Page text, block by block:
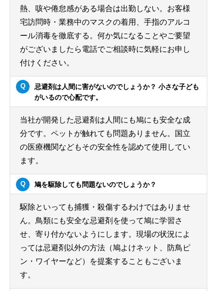
熱、咳や倦怠感がある場合は出勤しない。お客様
宅訪問時・業務中のマスクの着用、手指のアルコ
ール消毒を徹底する。何か気になることやご要望
がございましたら電話でご相談時に気軽にお申し
付けください。
忌避剤は人間に害がないのでしょうか？ 小さな子ども
がいるので心配です。
当社が開発した忌避剤は人間にも鳩にも安全な成
分です。ペットが触れても問題ありません。国立
の医療機関などもその安全性を認めて使用してい
ます。
鳩を駆除しても問題ないのでしょうか？
駆除といっても捕獲・殺傷するわけではありませ
ん。鳥類にも安全な忌避剤を使って鳩に学習さ
せ、寄り付かないようにします。現場の状況によ
っては忌避剤以外の方法（鳩よけネット、防鳥ピ
ン・ワイヤーなど）を提案することもございま
す。